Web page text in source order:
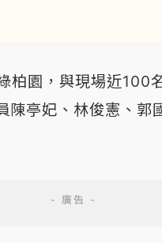
柏園，與現場近100
陳亭妃、林俊憲、郭